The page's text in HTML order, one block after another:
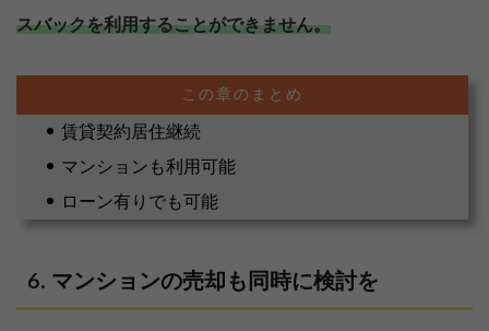
スバックを利用することができません。
賃貸契約居住継続
マンションも利用可能
ローン有りでも可能
マンションの売却も同時に検討を